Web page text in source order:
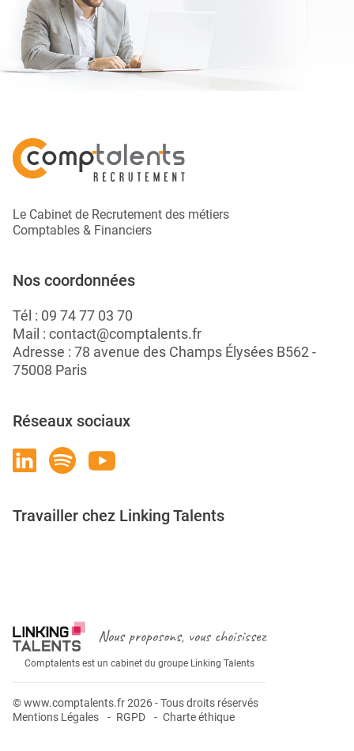
Le Cabinet de Recrutement des métiers
Comptables & Financiers
Nos coordonnées
Tél : 09 74 77 03 70
Mail : contact@comptalents.fr
Adresse : 78 avenue des Champs Élysées B562 -
75008 Paris
Réseaux sociaux
Travailler chez Linking Talents
Nous proposons, vous choisissez
Comptalents est un cabinet du groupe Linking Talents
© www.comptalents.fr 2026 - Tous droits réservés
Mentions Légales
RGPD Charte éthique